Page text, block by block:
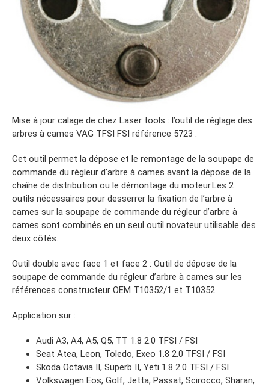
Mise à jour calage de chez Laser tools : l’outil de réglage des
arbres à cames VAG TFSI FSI référence 5723 :
Cet outil permet la dépose et le remontage de la soupape de
commande du régleur d’arbre à cames avant la dépose de la
chaîne de distribution ou le démontage du moteur.Les 2
outils nécessaires pour desserrer la fixation de l’arbre à
cames sur la soupape de commande du régleur d’arbre à
cames sont combinés en un seul outil novateur utilisable des
deux côtés.
Outil double avec face 1 et face 2 : Outil de dépose de la
soupape de commande du régleur d’arbre à cames sur les
références constructeur OEM T10352/1 et T10352.
Application sur :
Audi A3, A4, A5, Q5, TT 1.8 2.0 TFSI / FSI
Seat Atea, Leon, Toledo, Exeo 1.8 2.0 TFSI / FSI
Skoda Octavia II, Superb II, Yeti 1.8 2.0 TFSI / FSI
Volkswagen Eos, Golf, Jetta, Passat, Scirocco, Sharan,